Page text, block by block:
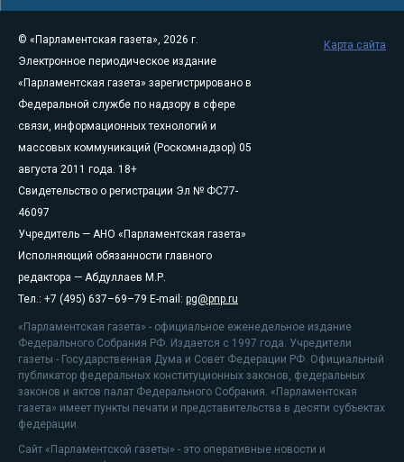
© «Парламентская газета», 2026 г.
Электронное периодическое издание
«Парламентская газета» зарегистрировано в
Федеральной службе по надзору в сфере
связи, информационных технологий и
массовых коммуникаций (Роскомнадзор) 05
августа 2011 года. 18+
Свидетельство о регистрации Эл № ФС77-
46097
Учредитель — АНО «Парламентская газета»
Исполняющий обязанности главного
редактора — Абдуллаев М.Р.
Тел.: +7 (495) 637–69–79 E-mail: pg@pnp.ru
«Парламентская газета» - официальное еженедельное издание
Федерального Собрания РФ. Издается с 1997 года. Учредители
газеты - Государственная Дума и Совет Федерации РФ. Официальный
публикатор федеральных конституционных законов, федеральных
законов и актов палат Федерального Собрания. «Парламентская
газета» имеет пункты печати и представительства в десяти субъектах
федерации.
Сайт «Парламентской газеты» - это оперативные новости и
Карта сайта